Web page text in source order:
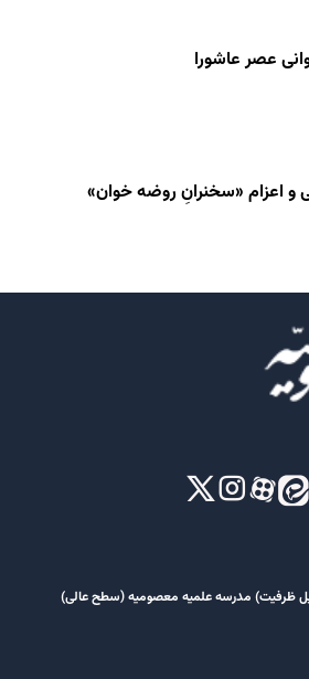
عصر عاشورا
و اعزام «سخنرانِ روضه خوان»
ظرفیت) مدرسه علمیه معصومیه‌ (سطح عالی)